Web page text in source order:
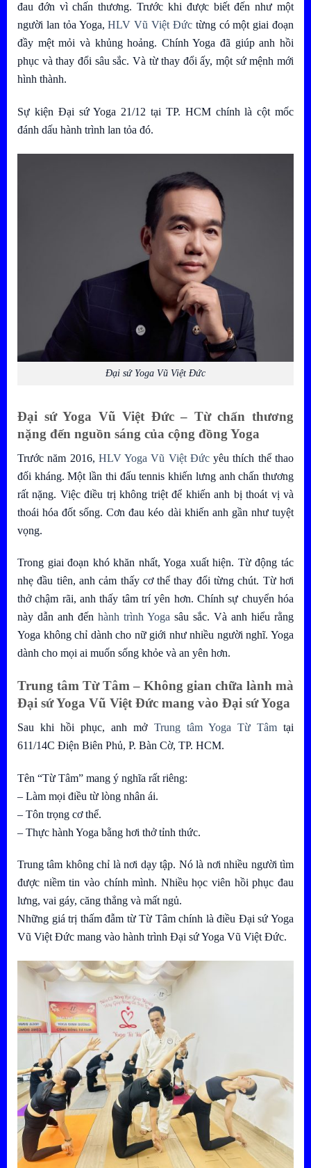
đau đớn vì chấn thương. Trước khi được biết đến như một
người lan tỏa Yoga,HLV Vũ Việt Đứctừng có một giai đoạn
đầy mệt mỏi và khủng hoảng. Chính Yoga đã giúp anh hồi
phục và thay đổi sâu sắc. Và từ thay đổi ấy, một sứ mệnh mới
hình thành.
Sự kiện Đại sứ Yoga 21/12 tại TP. HCM chính là cột mốc
đánh dấu hành trình lan tỏa đó.
Đại sứ Yoga Vũ Việt Đức
Đại sứ Yoga Vũ Việt Đức– Từ chấn thương
nặng đến nguồn sáng của cộng đồng Yoga
Trước năm 2016, HLV Yoga Vũ Việt Đứcyêu thích thể thao
đối kháng. Một lần thi đấu tennis khiến lưng anh chấn thương
rất nặng. Việc điều trị không triệt để khiến anh bị thoát vị và
thoái hóa đốt sống. Cơn đau kéo dài khiến anh gần như tuyệt
vọng.
Trong giai đoạn khó khăn nhất, Yoga xuất hiện. Từ động tác
nhẹ đầu tiên, anh cảm thấy cơ thể thay đổi từng chút. Từ hơi
thở chậm rãi, anh thấy tâm trí yên hơn. Chính sự chuyển hóa
này dẫn anh đến hành trình Yoga sâu sắc. Và anh hiểu rằng
Yoga không chỉ dành cho nữ giới như nhiều người nghĩ. Yoga
dành cho mọi ai muốn sống khỏe và an yên hơn.
Trung tâm Từ Tâm – Không gian chữa lành mà
Đại sứ Yoga Vũ Việt Đức mang vào Đại sứ Yoga
Sau khi hồi phục, anh mở Trung tâm Yoga Từ Tâmtại
611/14C Điện Biên Phủ, P. Bàn Cờ, TP. HCM.
Tên “Từ Tâm” mang ý nghĩa rất riêng:
– Làm mọi điều từ lòng nhân ái.
– Tôn trọng cơ thể.
– Thực hành Yoga bằng hơi thở tỉnh thức.
Trung tâm không chỉ là nơi dạy tập. Nó là nơi nhiều người tìm
được niềm tin vào chính mình. Nhiều học viên hồi phục đau
lưng, vai gáy, căng thẳng và mất ngủ.
Những giá trị thấm đẫm từ Từ Tâm chính là điều Đại sứ Yoga
Vũ Việt Đức mang vào hành trình Đại sứ Yoga Vũ Việt Đức.